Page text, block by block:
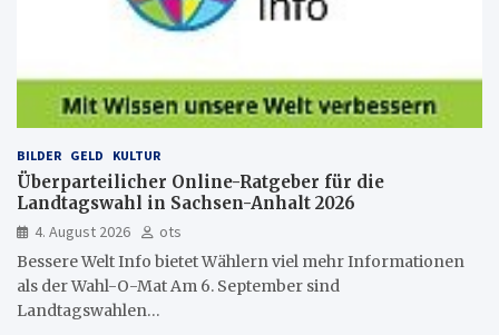
BILDER GELD KULTUR
Überparteilicher Online-Ratgeber für die
Landtagswahl in Sachsen-Anhalt 2026
4. August 2026
ots
Bessere Welt Info bietet Wählern viel mehr Informationen
als der Wahl-O-Mat Am 6. September sind
Landtagswahlen…